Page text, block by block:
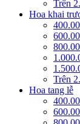
Trên
Hoa khai
Trên
Hoa tang lễ